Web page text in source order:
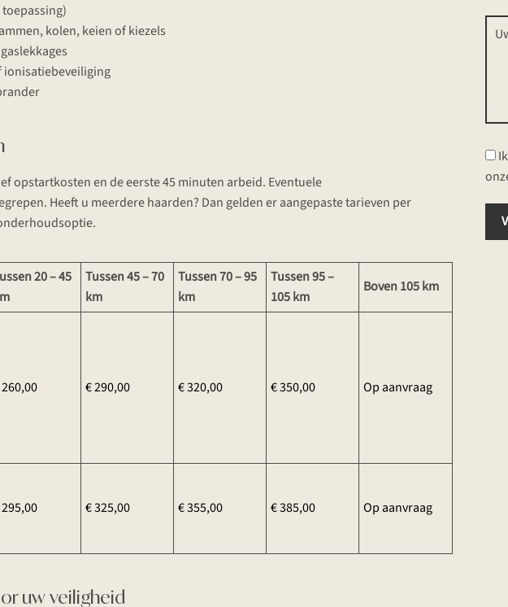
kolen, keien of kiezels
ionisatiebeveiliging
opstartkosten en de eerste 45 minuten arbeid. Eventuele
Heeft u meerdere haarden? Dan gelden er aangepaste tarieven per
20 – 45
Tussen 45 – 70
km
Tussen 70 – 95
km
Tussen 95 –
105 km
Boven 105 km
€ 290,00 € 320,00 € 350,00 Op aanvraag
€ 325,00 € 355,00 € 385,00 Op aanvraag
uw veiligheid